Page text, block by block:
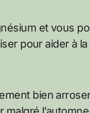
et vous
pour aider à
bien